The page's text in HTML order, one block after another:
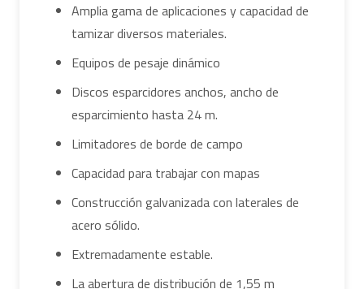
Amplia gama de aplicaciones y capacidad de
tamizar diversos materiales.
Equipos de pesaje dinámico
Discos esparcidores anchos, ancho de
esparcimiento hasta 24 m.
Limitadores de borde de campo
Capacidad para trabajar con mapas
Construcción galvanizada con laterales de
acero sólido.
Extremadamente estable.
La abertura de distribución de 1,55 m